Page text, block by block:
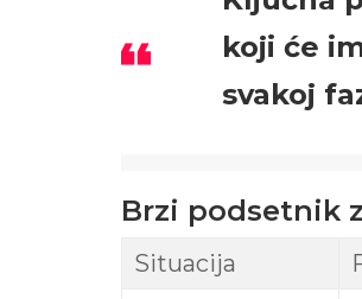
koji će
svakoj
Brzi podsetnik
Situacija